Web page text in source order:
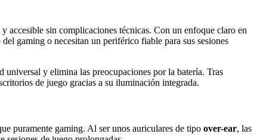
accesible sin complicaciones técnicas. Con un enfoque claro en
gaming o necesitan un periférico fiable para sus sesiones
universal y elimina las preocupaciones por la batería. Tras
de juego gracias a su iluminación integrada.
puramente gaming. Al ser unos auriculares de tipo over-ear, las